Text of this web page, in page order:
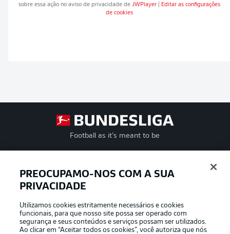
sobre essa ação no aviso de privacidade de JWPlayer
Editar as configurações
de cookies
Football as it’s meant to be
APLICATIVO DA BUNDESLIGA
PREOCUPAMO-NOS COM A SUA
PRIVACIDADE
Utilizamos cookies estritamente necessários e cookies
funcionais, para que nosso site possa ser operado com
segurança e seus conteúdos e serviços possam ser utilizados.
Ao clicar em “Aceitar todos os cookies”, você autoriza que nós